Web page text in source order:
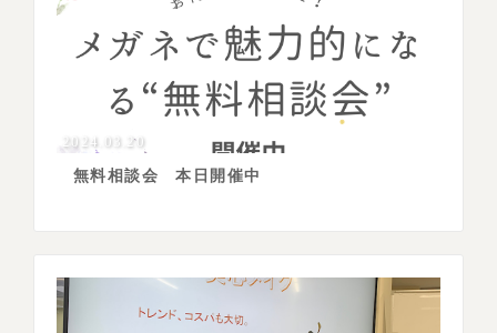
2024.03.20
無料相談会 本日開催中